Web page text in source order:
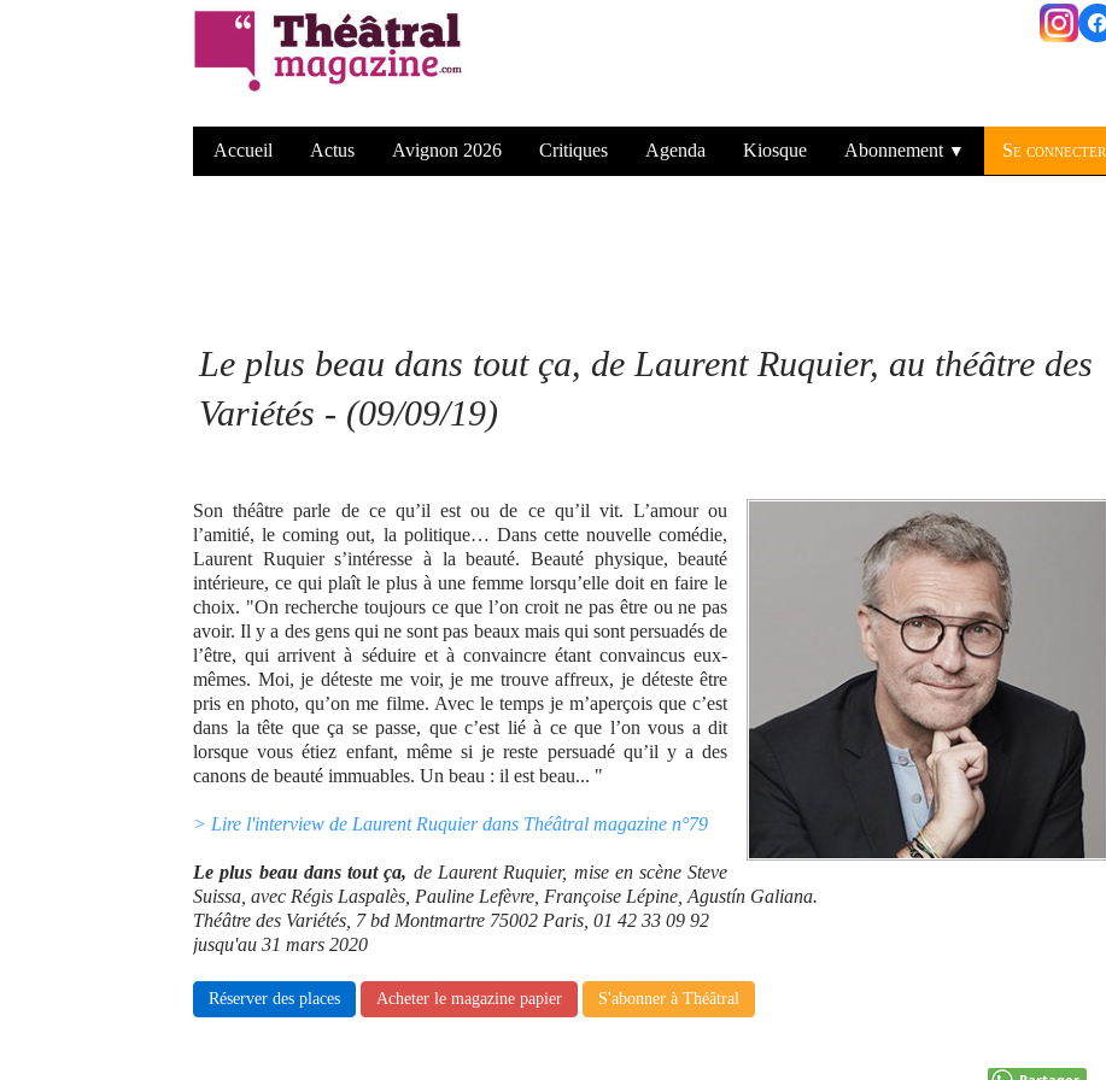
Accueil Actus Avignon 2026 Critiques Agenda Kiosque Abonnement ▼ Se connecter
Le plus beau dans tout ça, de Laurent Ruquier, au théâtre des
Variétés - (09/09/19)
Son théâtre parle de ce qu’il est ou de ce qu’il vit. L’amour ou
l’amitié, le coming out, la politique… Dans cette nouvelle comédie,
Laurent Ruquier s’intéresse à la beauté. Beauté physique, beauté
intérieure, ce qui plaît le plus à une femme lorsqu’elle doit en faire le
choix. "On recherche toujours ce que l’on croit ne pas être ou ne pas
avoir. Il y a des gens qui ne sont pas beaux mais qui sont persuadés de
l’être, qui arrivent à séduire et à convaincre étant convaincus eux-
mêmes. Moi, je déteste me voir, je me trouve affreux, je déteste être
pris en photo, qu’on me filme. Avec le temps je m’aperçois que c’est
dans la tête que ça se passe, que c’est lié à ce que l’on vous a dit
lorsque vous étiez enfant, même si je reste persuadé qu’il y a des
canons de beauté immuables. Un beau : il est beau... "
> Lire l'interview de Laurent Ruquier dans Théâtral magazine n°79
Le plus beau dans tout ça, de Laurent Ruquier, mise en scène Steve
Suissa, avec Régis Laspalès, Pauline Lefèvre, Françoise Lépine, Agustín Galiana.
Théâtre des Variétés, 7 bd Montmartre 75002 Paris, 01 42 33 09 92
jusqu'au 31 mars 2020
Réserver des places Acheter le magazine papier S'abonner à Théâtral